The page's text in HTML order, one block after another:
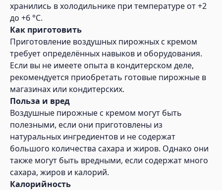
хранились в холодильнике при температуре от +2
до +6 °C.
Как приготовить
Приготовление воздушных пирожных с кремом
требует определённых навыков и оборудования.
Если вы не имеете опыта в кондитерском деле,
рекомендуется приобретать готовые пирожные в
магазинах или кондитерских.
Польза и вред
Воздушные пирожные с кремом могут быть
полезными, если они приготовлены из
натуральных ингредиентов и не содержат
большого количества сахара и жиров. Однако они
также могут быть вредными, если содержат много
сахара, жиров и калорий.
Калорийность